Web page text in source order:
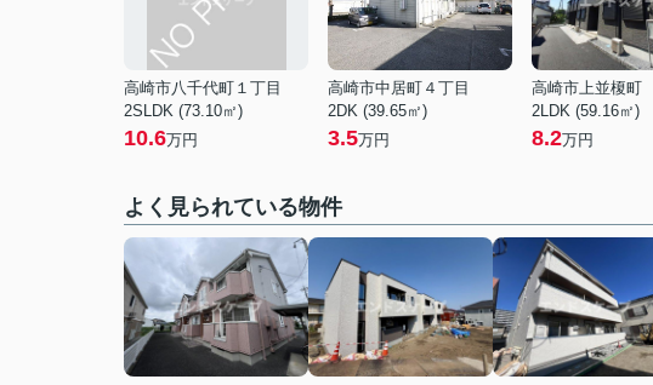
高崎市八千代町１丁目
2SLDK (73.10㎡)
10.6万円
高崎市中居町４丁目
2DK (39.65㎡)
3.5万円
高崎市上並榎町
2LDK (59.16㎡)
8.2万円
よく見られている物件